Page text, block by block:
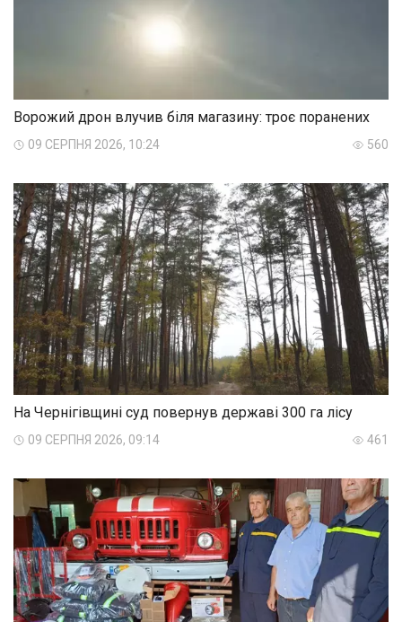
Ворожий дрон влучив біля магазину: троє поранених
09 СЕРПНЯ 2026, 10:24 560
На Чернігівщині суд повернув державі 300 га лісу
09 СЕРПНЯ 2026, 09:14 461